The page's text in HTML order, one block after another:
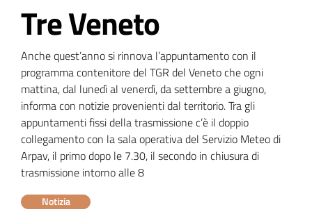
SERVIZI
DATI
AMBIENTALI
Seguici
su
Tre Veneto
Anche quest’anno si rinnova l’appuntamento con il
programma contenitore del TGR del Veneto che ogni
mattina, dal lunedì al venerdì, da settembre a giugno,
informa con notizie provenienti dal territorio. Tra gli
appuntamenti fissi della trasmissione c’è il doppio
collegamento con la sala operativa del Servizio Meteo di
Arpav, il primo dopo le 7.30, il secondo in chiusura di
trasmissione intorno alle 8
Notizia